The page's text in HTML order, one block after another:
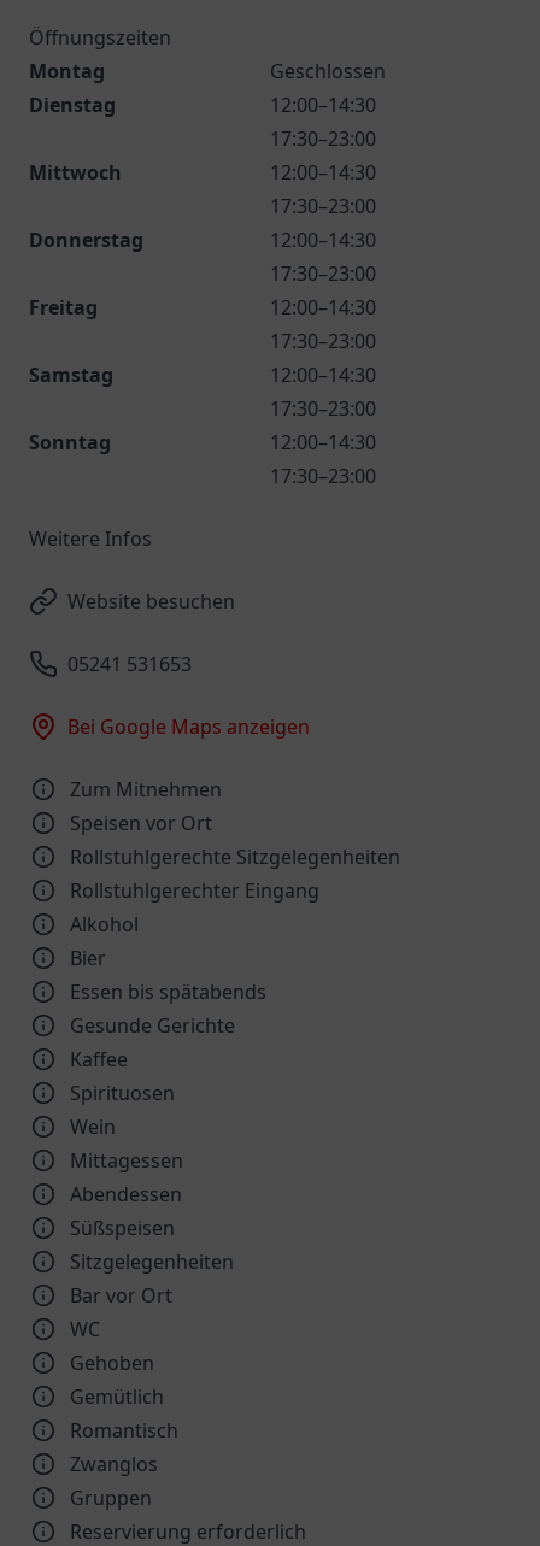
Öffnungszeiten
Montag
Geschlossen
Dienstag
12:00–14:30
17:30–23:00
Mittwoch
12:00–14:30
17:30–23:00
Donnerstag
12:00–14:30
17:30–23:00
Freitag
12:00–14:30
17:30–23:00
Samstag
12:00–14:30
17:30–23:00
Sonntag
12:00–14:30
17:30–23:00
Weitere Infos
Website besuchen
05241 531653
Bei Google Maps anzeigen
Zum Mitnehmen
Speisen vor Ort
Rollstuhlgerechte Sitzgelegenheiten
Rollstuhlgerechter Eingang
Alkohol
Bier
Essen bis spätabends
Gesunde Gerichte
Kaffee
Spirituosen
Wein
Mittagessen
Abendessen
Süßspeisen
Sitzgelegenheiten
Bar vor Ort
WC
Gehoben
Gemütlich
Romantisch
Zwanglos
Gruppen
Reservierung erforderlich